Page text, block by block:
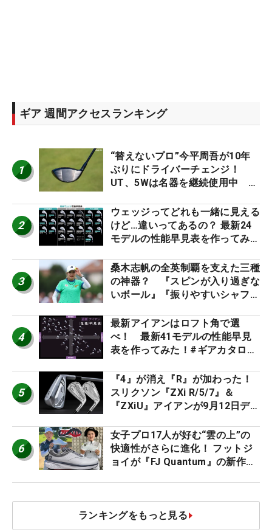
ギア 週間アクセスランキング
1
“替えないプロ”今平周吾が10年
ぶりにドライバーチェンジ！
UT、5Wは名器を継続使用中 #
2
ウェッジってどれも一緒に見える
けど…違いってあるの？ 最新24
モデルの性能早見表を作ってみ
3
桑木志帆の全英制覇を支えた三種
の神器？ 『スピンが入り過ぎな
いボール』『振りやすいシャフ
ー』 #女子プロセッティング
4
最新アイアンはロフト角で選
べ！ 最新41モデルの性能早見
表を作ってみた！#ギアカタログ
5
『4』が消え『R』が加わった！
スリクソン『ZXi R/5/7』＆
『ZXiU』アイアンが9月12日デ
6
女子プロ17人が好む“雲の上”の
快適性がさらに進化！ フットジ
ョイが『FJ Quantum』の新作を
ランキングをもっと見る